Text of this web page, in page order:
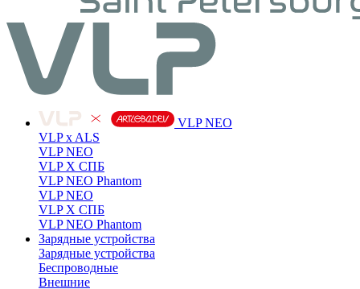
VLP NEO
VLP x ALS
VLP NEO
VLP X СПБ
VLP NEO Phantom
VLP NEO
VLP X СПБ
VLP NEO Phantom
Зарядные устройства
Зарядные устройства
Беспроводные
Внешние